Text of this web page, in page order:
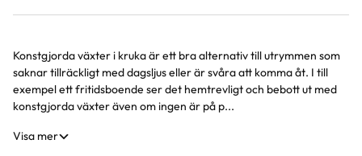
Produktinformation
Konstgjorda växter i kruka är ett bra alternativ till utrymmen som
saknar tillräckligt med dagsljus eller är svåra att komma åt. I till
exempel ett fritidsboende ser det hemtrevligt och bebott ut med
konstgjorda växter även om ingen är på p...
Visa mer